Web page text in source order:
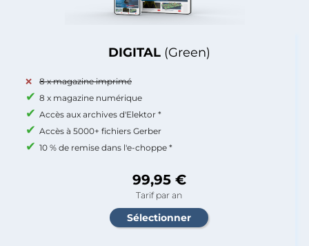
DIGITAL (Green)
8 x magazine imprimé
8 x magazine numérique
Accès aux archives d'Elektor *
Accès à 5000+ fichiers Gerber
10 % de remise dans l'e-choppe *
99,95 €
Tarif par an